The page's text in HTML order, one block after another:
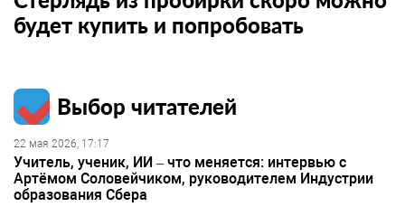
будет купить и попробовать
Выбор читателей
22 мая 2026, 17:17
Учитель, ученик, ИИ – что меняется: интервью с
Артёмом Соловейчиком, руководителем Индустрии
образования Сбера